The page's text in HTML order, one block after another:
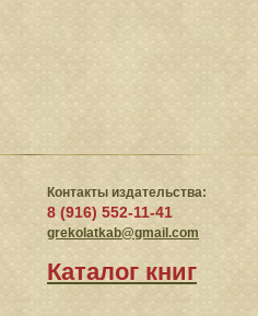
Контакты издательства:
8 (916) 552-11-41
grekolatkab@gmail.com
Каталог книг